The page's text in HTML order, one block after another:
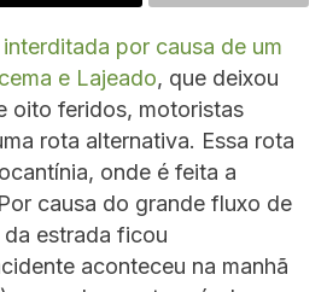
por causa de um
e Lajeado, que deixou
oito feridos, motoristas
rota alternativa. Essa rota
onde é feita a
causa do grande fluxo de
estrada ficou
aconteceu na manhã